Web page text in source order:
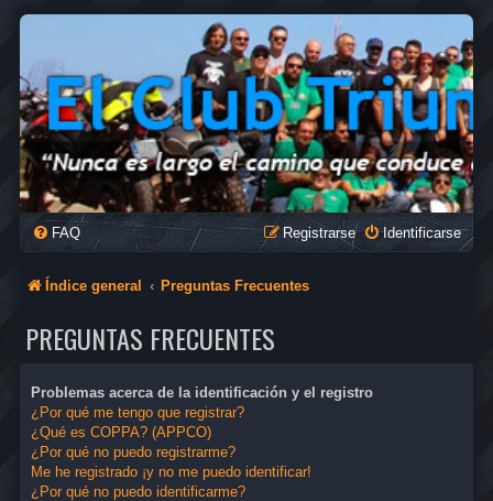
FAQ Identificarse
Registrarse
Índice general Preguntas Frecuentes
PREGUNTAS FRECUENTES
Problemas acerca de la identificación y el registro
¿Por qué me tengo que registrar?
¿Qué es COPPA? (APPCO)
¿Por qué no puedo registrarme?
Me he registrado ¡y no me puedo identificar!
¿Por qué no puedo identificarme?